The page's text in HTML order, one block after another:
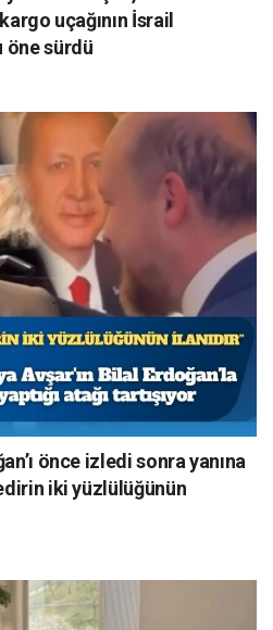
uçağının İsrail
öne sürdü
önce izledi sonra yanına
iki yüzlülüğünün